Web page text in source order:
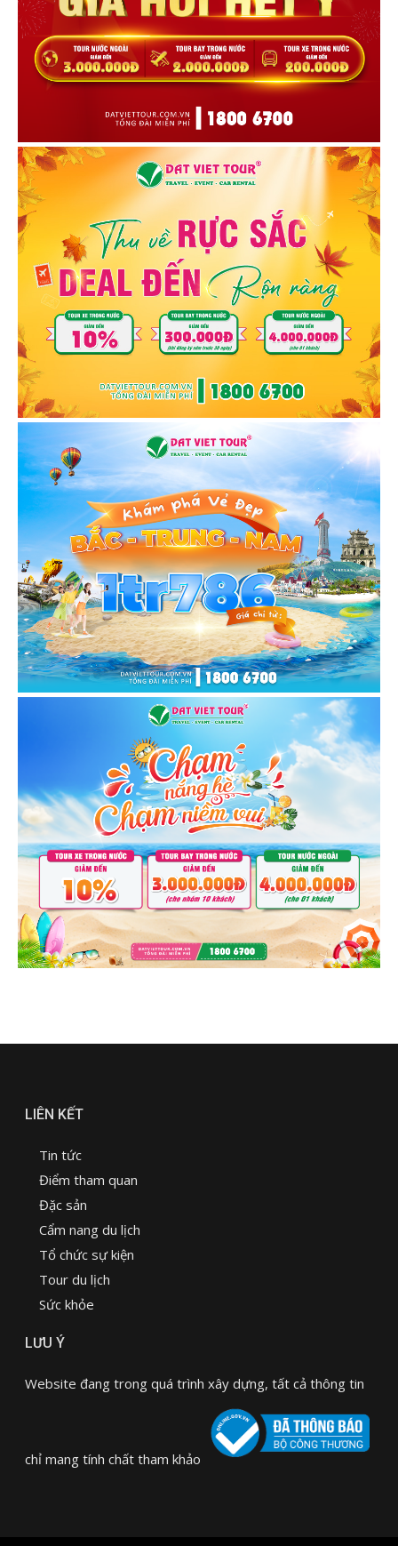
LIÊN KẾT
Tin tức
Điểm tham quan
Đặc sản
Cẩm nang du lịch
Tổ chức sự kiện
Tour du lịch
Sức khỏe
LƯU Ý
Website đang trong quá trình xây dựng, tất cả thông tin
chỉ mang tính chất tham khảo